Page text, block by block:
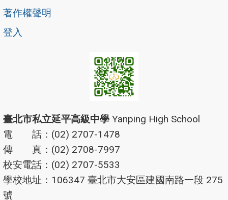
著作權聲明
登入
臺北市私立延平高級中學 Yanping High School
電 話：(02) 2707-1478
傳 真：(02) 2708-7997
校安電話：(02) 2707-5533
學校地址：106347 臺北市大安區建國南路一段 275
號